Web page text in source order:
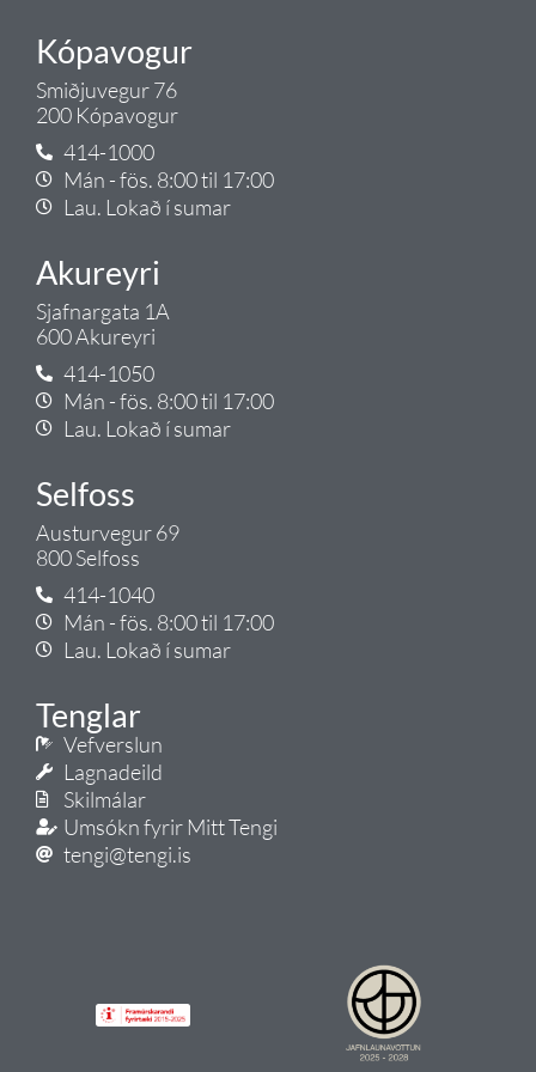
Kópavogur
Smiðjuvegur 76
200 Kópavogur
414-1000
Mán - fös. 8:00 til 17:00
Lau. Lokað í sumar
Akureyri
Sjafnargata 1A
600 Akureyri
414-1050
Mán - fös. 8:00 til 17:00
Lau. Lokað í sumar
Selfoss
Austurvegur 69
800 Selfoss
414-1040
Mán - fös. 8:00 til 17:00
Lau. Lokað í sumar
Tenglar
Vefverslun
Lagnadeild
Skilmálar
Umsókn fyrir Mitt Tengi
tengi@tengi.is